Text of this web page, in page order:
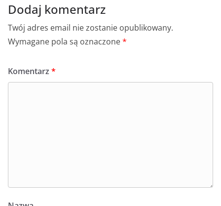
Dodaj komentarz
Twój adres email nie zostanie opublikowany.
Wymagane pola są oznaczone*
Komentarz *